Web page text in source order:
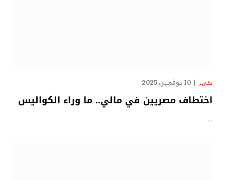
تقارير 10 نوفمبر، 2025
اختطاف مصريين في مالي.. ما وراء الكواليس
…